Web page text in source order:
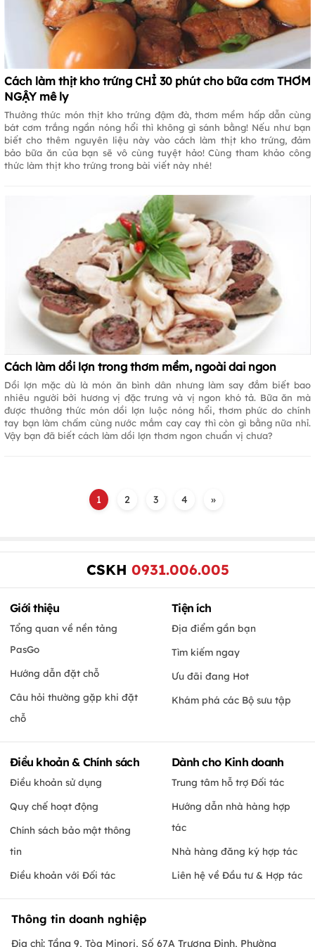
Cách làm thịt kho trứng CHỈ 30 phút cho bữa cơm THƠM
NGẬY mê ly
Thưởng thức món thịt kho trứng đậm đà, thơm mềm hấp dẫn cùng
bát cơm trắng ngần nóng hổi thì không gì sánh bằng! Nếu như bạn
biết cho thêm nguyên liệu này vào cách làm thịt kho trứng, đảm
bảo bữa ăn của bạn sẽ vô cùng tuyệt hảo! Cùng tham khảo công
thức làm thịt kho trứng trong bài viết này nhé!
Cách làm dồi lợn trong thơm mềm, ngoài dai ngon
Dồi lợn mặc dù là món ăn bình dân nhưng làm say đắm biết bao
nhiêu người bởi hương vị đặc trưng và vị ngon khó tả. Bữa ăn mà
được thưởng thức món dồi lợn luộc nóng hổi, thơm phức do chính
tay bạn làm chấm cùng nước mắm cay cay thì còn gì bằng nữa nhỉ.
Vậy bạn đã biết cách làm dồi lợn thơm ngon chuẩn vị chưa?
1 2 3 4 »
CSKH 0931.006.005
Giới thiệu
Tổng quan về nền tảng
PasGo
Hướng dẫn đặt chỗ
Câu hỏi thường gặp khi đặt
chỗ
Tiện ích
Địa điểm gần bạn
Tìm kiếm ngay
Ưu đãi đang Hot
Khám phá các Bộ sưu tập
Điều khoản & Chính sách
Điều khoản sử dụng
Quy chế hoạt động
Chính sách bảo mật thông
tin
Điều khoản với Đối tác
Dành cho Kinh doanh
Trung tâm hỗ trợ Đối tác
Hướng dẫn nhà hàng hợp
tác
Nhà hàng đăng ký hợp tác
Liên hệ về Đầu tư & Hợp tác
Thông tin doanh nghiệp
Địa chỉ: Tầng 9, Tòa Minori, Số 67A Trương Định, Phường